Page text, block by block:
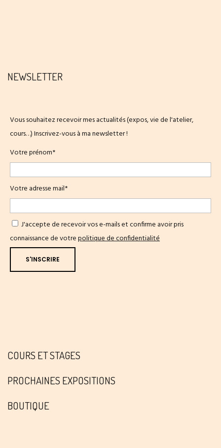
NEWSLETTER
Vous souhaitez recevoir mes actualités (expos, vie de l'atelier,
cours…) Inscrivez-vous à ma newsletter !
Votre prénom*
Votre adresse mail*
J'accepte de recevoir vos e-mails et confirme avoir pris
connaissance de votrepolitique de confidentialité
COURS ET STAGES
PROCHAINES EXPOSITIONS
BOUTIQUE